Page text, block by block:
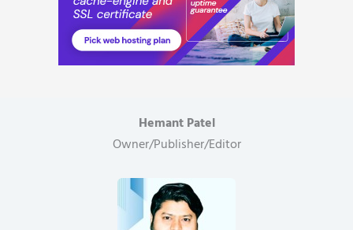
Hemant Patel
Owner/Publisher/Editor